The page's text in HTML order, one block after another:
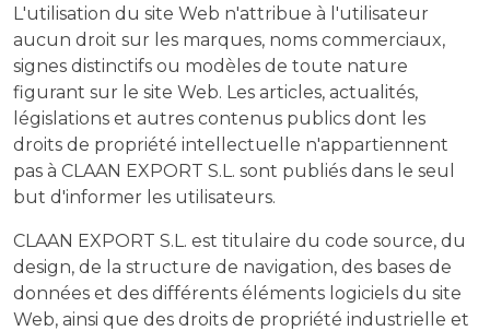
L'utilisation du site Web n'attribue à l'utilisateur
aucun droit sur les marques, noms commerciaux,
signes distinctifs ou modèles de toute nature
figurant sur le site Web. Les articles, actualités,
législations et autres contenus publics dont les
droits de propriété intellectuelle n'appartiennent
pas à CLAAN EXPORT S.L. sont publiés dans le seul
but d'informer les utilisateurs.
CLAAN EXPORT S.L. est titulaire du code source, du
design, de la structure de navigation, des bases de
données et des différents éléments logiciels du site
Web, ainsi que des droits de propriété industrielle et